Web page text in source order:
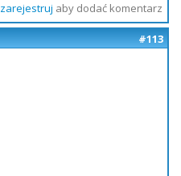
zarejestruj aby dodać komentarz
#113